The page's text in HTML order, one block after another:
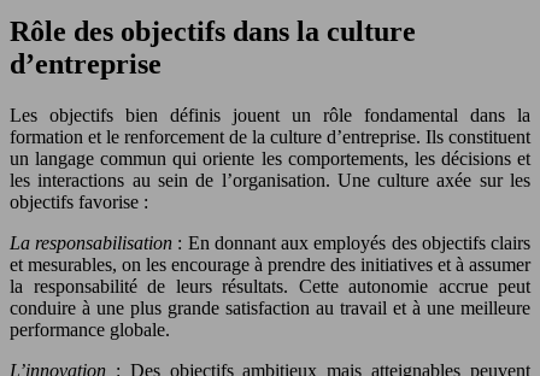
Rôle des objectifs dans la culture
d’entreprise
Les objectifs bien définis jouent un rôle fondamental dans la
formation et le renforcement de la culture d’entreprise. Ils constituent
un langage commun qui oriente les comportements, les décisions et
les interactions au sein de l’organisation. Une culture axée sur les
objectifs favorise :
La responsabilisation : En donnant aux employés des objectifs clairs
et mesurables, on les encourage à prendre des initiatives et à assumer
la responsabilité de leurs résultats. Cette autonomie accrue peut
conduire à une plus grande satisfaction au travail et à une meilleure
performance globale.
L’innovation : Des objectifs ambitieux mais atteignables peuvent